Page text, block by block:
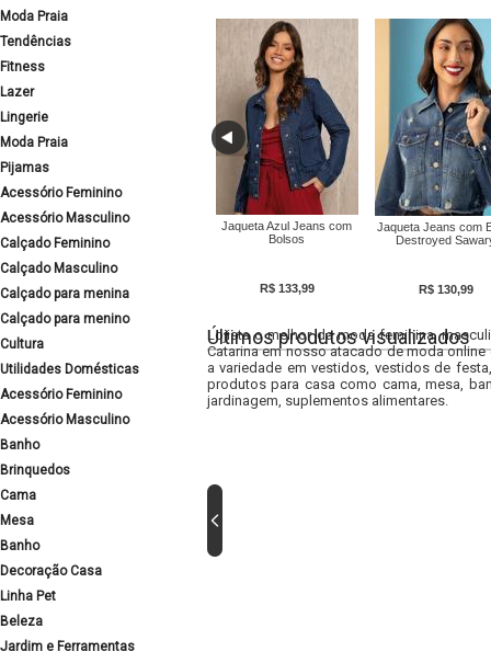
Moda Praia
Tendências
Fitness
Lazer
Lingerie
Moda Praia
Pijamas
Acessório Feminino
Acessório Masculino
Calçado Feminino
Calçado Masculino
Calçado para menina
Calçado para menino
Cultura
Utilidades Domésticas
Acessório Feminino
Acessório Masculino
Banho
Brinquedos
Cama
Mesa
Banho
Decoração Casa
Linha Pet
Beleza
Jardim e Ferramentas
Jaqueta Azul Jeans com
Bolsos
R$ 133,99
Jaqueta Jeans com
Destroyed
R$ 130,99
Últimos produtos visualizados
Lojista o melhor da moda feminina,
Catarina em nosso atacado de moda
a variedade em vestidos, vestidos de
produtos para casa como cama, mesa,
jardinagem, suplementos alimentares.